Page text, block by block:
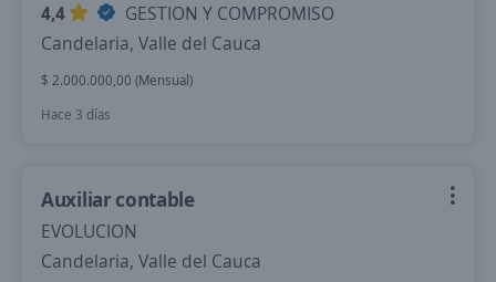
4,4
GESTION Y COMPROMISO
Candelaria, Valle del Cauca
$ 2.000.000,00 (Mensual)
Hace 3 días
Auxiliar contable
EVOLUCION
Candelaria, Valle del Cauca